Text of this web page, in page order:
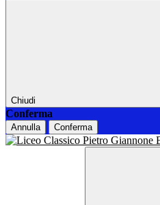
Chiudi
Conferma
Annulla Conferma